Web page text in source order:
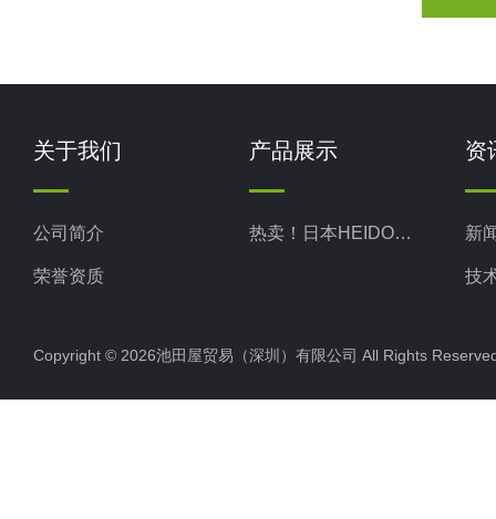
关于我们
公司简介
荣誉资质
产品展示
热卖！日本HEIDON新东科学
资
新
技
Copyright © 2026池田屋贸易（深圳）有限公司 All Rights